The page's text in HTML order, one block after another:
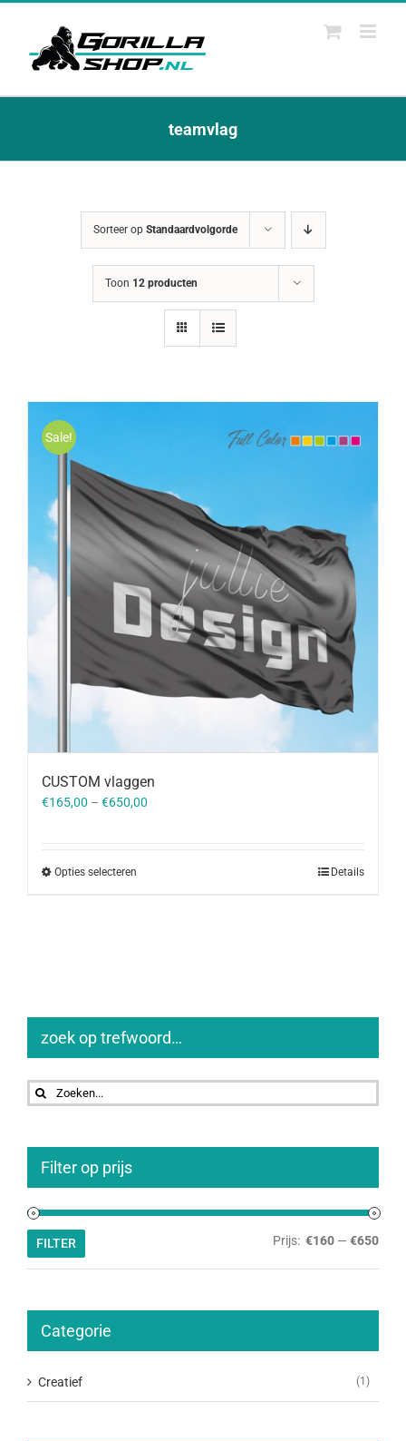
Ga
teamvlag
Sorteer op Standaardvolgorde
Toon 12 producten
Sale!
CUSTOM vlaggen
€165,00 – €650,00
Opties selecteren Details
zoek op trefwoord…
Zoeken
naar:
Filter op prijs
Min.
Max.
FILTER Prijs: €160 — €650
Categorie
Creatief (1)